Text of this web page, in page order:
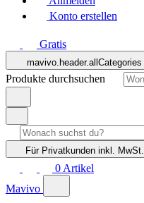
Konto erstellen
Gratis
mavivo.header.allCategories
Produkte durchsuchen
Für Privatkunden inkl. MwSt.
0 Artikel
Mavivo